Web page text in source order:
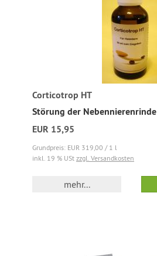
Corticotrop HT
Störung der Nebennierenrinde
EUR 15,95
Grundpreis: EUR 319,00 / 1 l
inkl. 19 % USt zzgl. Versandkosten
mehr...